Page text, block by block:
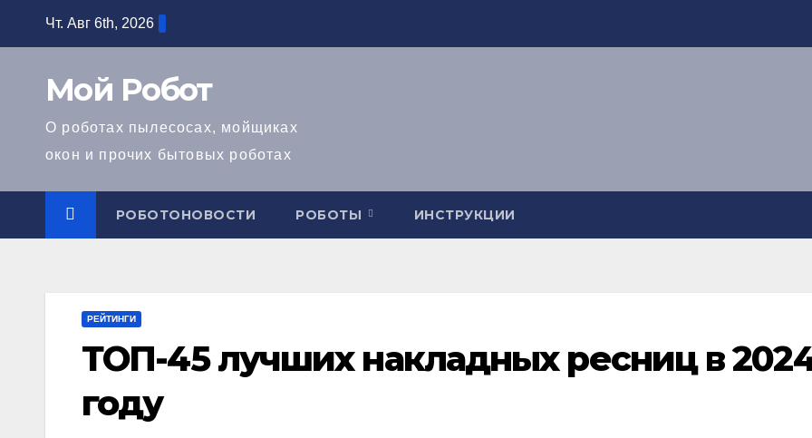
Чт. Авг 6th, 2026
Мой Робот
О роботах пылесосах, мойщиках
окон и прочих бытовых роботах
РОБОТОНОВОСТИ РОБОТЫ ИНСТРУКЦИИ
РЕЙТИНГИ
ТОП-45 лучших накладных ресниц в
году